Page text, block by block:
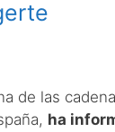
de las
ha